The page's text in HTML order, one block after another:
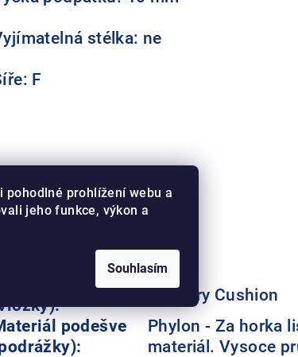
pohodlné prohlížení webu a
jeho funkce, výkon a
Souhlasím
stélka: ne
F
svrchní
pošívky:
stélky (vložky):
Textil
Materiál stélky
Memory Cushion
podešve
Phylon - Za horka
materiál. Vysoce